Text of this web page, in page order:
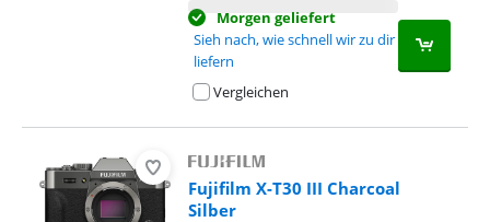
Morgen geliefert
Sieh nach, wie schnell wir zu dir
liefern
Vergleichen
Fujifilm X-T30 III Charcoal
Silber